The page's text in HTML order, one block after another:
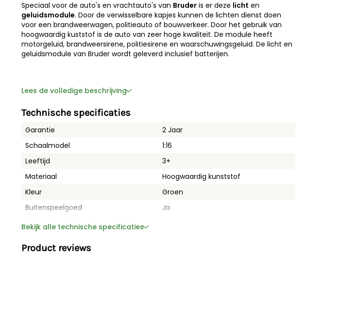
Speciaal voor de auto's en vrachtauto's van Bruder is er deze licht en
geluidsmodule. Door de verwisselbare kapjes kunnen de lichten dienst doen
voor een brandweerwagen, politieauto of bouwverkeer. Door het gebruik van
hoogwaardig kuststof is de auto van zeer hoge kwaliteit. De module heeft
motorgeluid, brandweersirene, politiesirene en waarschuwingsgeluid. De licht en
geluidsmodule van Bruder wordt geleverd inclusief batterijen.
Lees de volledige beschrijving
Technische specificaties
Garantie
2 Jaar
Schaalmodel
1:16
Leeftijd
3+
Materiaal
Hoogwaardig kunststof
Kleur
Groen
Buitenspeelgoed
Ja
Bekijk alle technische specificaties
Product reviews